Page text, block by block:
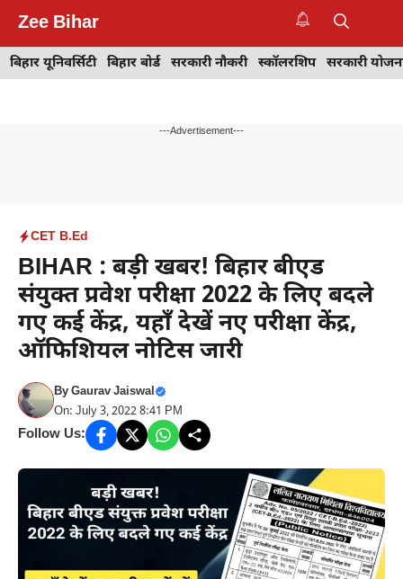
content
Zee Bihar
बिहार यूनिवर्सिटी बिहार बोर्ड सरकारी नौकरी स्कॉलरशिप सरकारी
---Advertisement---
CET B.Ed
BIHAR : बड़ी खबर! बिहार बीएड
संयुक्त प्रवेश परीक्षा 2022 के लिए बदले
गए कई केंद्र, यहाँ देखें नए परीक्षा केंद्र,
ऑफिशियल नोटिस जारी
ByGaurav Jaiswal
On: July 3, 2022 8:41 PM
Follow Us: